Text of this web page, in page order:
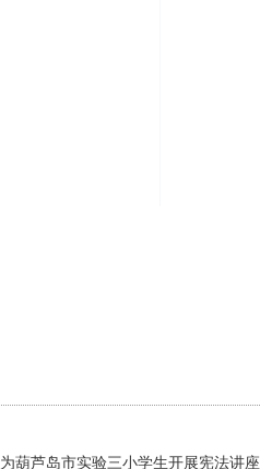
葫芦岛市实验三小学生开展宪法讲座